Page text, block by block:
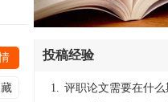
投稿经验
1. 评职论文需要在什么期刊